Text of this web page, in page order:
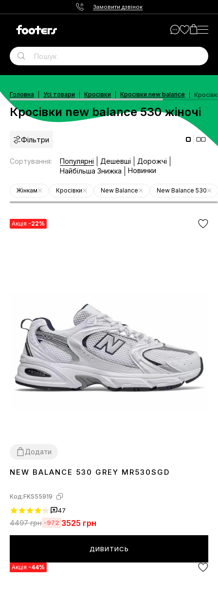
Замовити дзвінок
Головна Усі товари Кросівки Кросівки new balance
Кросівки new balance 530 жіночі
Фільтри
Сортування: Популярні Дешевші
Дорожчі
Найбільша Знижка
Новинки
Жінкам Кросівки New Balance New Balance 530
Акція -22%
Додати
3637 3839404142 434445
NEW BALANCE 530 GREY MR530SGD
Код:FKS55919
47
4497грн -972 3525 грн
ДИВИТИСЬ
Акція -44%